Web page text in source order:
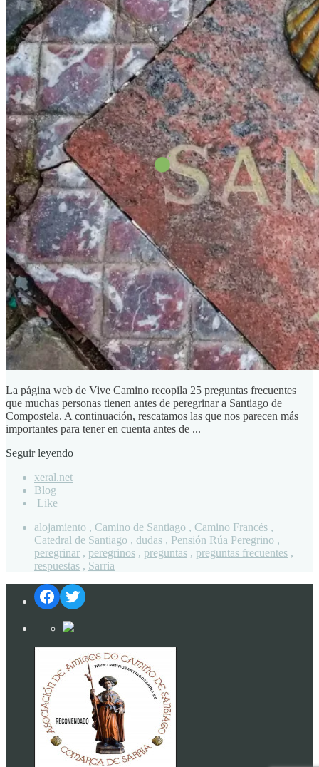
La página web de Vive Camino recopila 25 preguntas frecuentes
que muchas personas tienen antes de peregrinar a Santiago de
Compostela. A continuación, rescatamos las que nos parecen más
importantes para tener en cuenta antes de ...
Seguir leyendo
xeral.net
Blog
Like
alojamiento , Camino de Santiago , Camino Francés ,
Catedral de Santiago , dudas , Pensión Rúa Peregrino ,
peregrinar , peregrinos , preguntas , preguntas frecuentes ,
respuestas , Sarria
Facebook
Twitter